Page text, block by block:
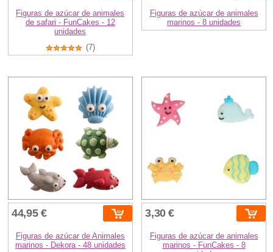
Figuras de azúcar de animales
de safari - FunCakes - 12
unidades
(7)
Figuras de azúcar de animales
marinos - 8 unidades
44,95 €
Figuras de azúcar de Animales
marinos - Dekora - 48 unidades
3,30 €
Figuras de azúcar de animales
marinos - FunCakes - 8